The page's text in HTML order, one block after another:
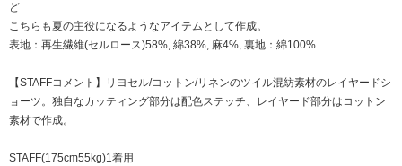
ど
こちらも夏の主役になるようなアイテムとして作成。
表地：再生繊維(セルロース)58%, 綿38%, 麻4%, 裏地：綿100%
【STAFFコメント】リヨセル/コットン/リネンのツイル混紡素材のレイヤードシ
ョーツ。独自なカッティング部分は配色ステッチ、レイヤード部分はコットン
素材で作成。
STAFF(175cm55kg)1着用